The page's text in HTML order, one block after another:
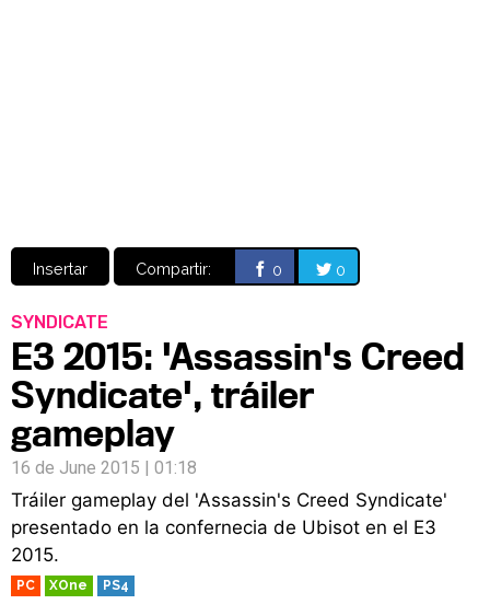
Insertar Compartir: 0 0
SYNDICATE
E3 2015: 'Assassin's Creed
Syndicate', tráiler
gameplay
16 de June 2015 | 01:18
Tráiler gameplay del 'Assassin's Creed Syndicate'
presentado en la confernecia de Ubisot en el E3
2015.
PC XOne PS4